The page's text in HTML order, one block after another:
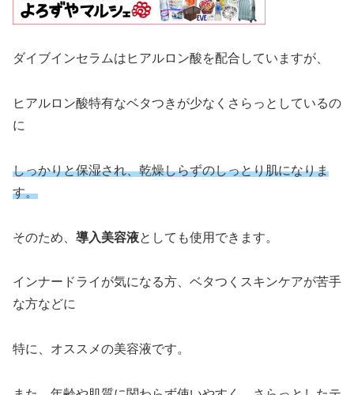
ダイブインセラムはヒアルロン酸を配合していますが、
ヒアルロン酸特有なベタつきが少なくさらっとしているの
に
しっかりと保湿され、乾燥しらずのしっとり肌になりま
す。
そのため、 導入美容液としても使用できます。
インナードライが気になる方、ベタつくスキンケアが苦手
な方などに
特に、オススメの美容液です。